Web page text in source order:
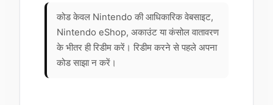
कोड केवल Nintendo की आधिकारिक वेबसाइट,
Nintendo eShop, अकाउंट या कंसोल वातावरण
के भीतर ही रिडीम करें। रिडीम करने से पहले अपना
कोड साझा न करें।